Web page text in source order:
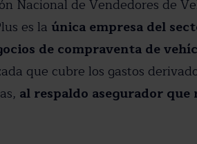
Nacional de Vendedores de
es la única empresa del
de compraventa de
que cubre los gastos
al respaldo asegurador que